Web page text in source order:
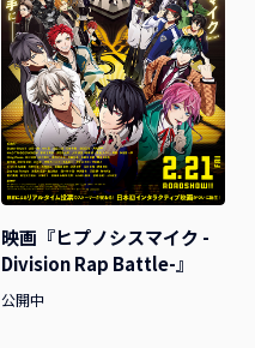
映画『ヒプノシスマイク -
Division Rap Battle-』
公開中